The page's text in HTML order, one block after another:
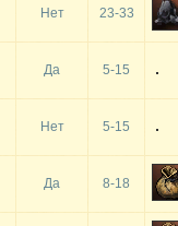
Нет 23-33
Да 5-15
Нет 5-15
Да 8-18